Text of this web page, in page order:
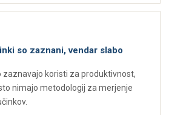
so zaznani, vendar slabo
zaznavajo koristi za produktivnost,
nimajo metodologij za merjenje